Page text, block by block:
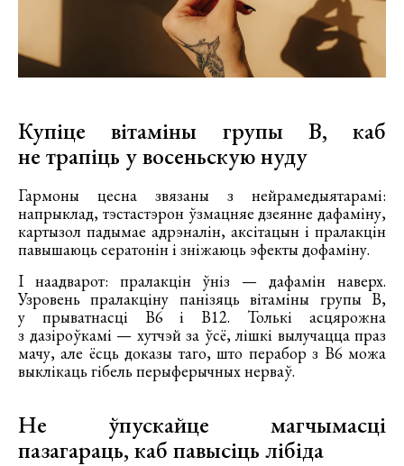
Купіце вітаміны групы B, каб
не трапіць у восеньскую нуду
Гармоны цесна звязаны з нейрамедыятарамі:
напрыклад, тэстастэрон ўзмацняе дзеянне дафаміну,
картызол падымае адрэналін, аксітацын і пралакцін
павышаюць сератонін і зніжаюць эфекты дофаміну.
І наадварот: пралакцін ўніз — дафамін наверх.
Узровень пралакціну панізяць вітаміны групы В,
у прыватнасці В6 і B12. Толькі асцярожна
з дазіроўкамі — хутчэй за ўсё, лішкі вылучацца праз
мачу, але ёсць доказы таго, што перабор з B6 можа
выклікаць гібель перыферычных нерваў.
Не ўпускайце магчымасці
пазагараць, каб павысіць лібіда